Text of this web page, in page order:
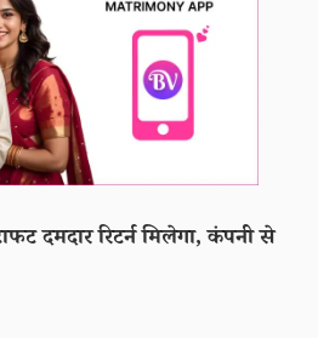
दमदार रिटर्न मिलेगा, कंपनी से